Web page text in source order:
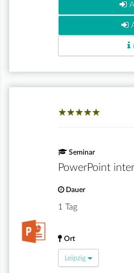
★★★★★
★★★★★
Seminar
PowerPoint
Dauer
1 Tag
Ort
Leipzig